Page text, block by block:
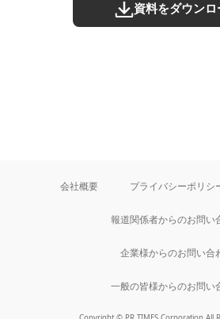
資料をダウンロ
会社概要 プライバシーポリシ
報道関係者からのお問い
企業様からのお問い合
一般の皆様からのお問い